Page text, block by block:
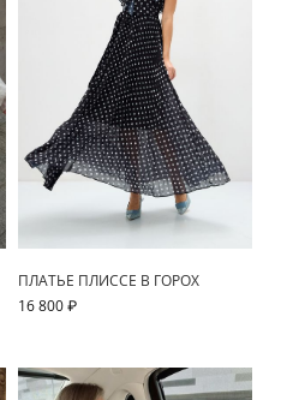
ПЛАТЬЕ ПЛИССЕ В ГОРОХ
16 800 ₽